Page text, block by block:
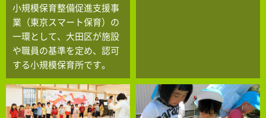
小規模保育整備促進支援事
業（東京スマート保育）の
一環として、大田区が施設
や職員の基準を定め、認可
する小規模保育所です。